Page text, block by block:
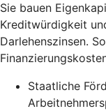
Sie bauen
Kreditwürdigkeit
Darlehenszinsen.
Staatliche